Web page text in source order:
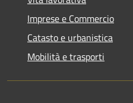
Imprese e Commercio
Catasto e urbanistica
Mobilità e trasporti